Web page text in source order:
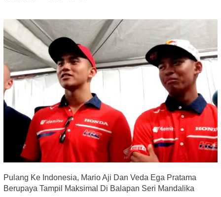
Pulang Ke Indonesia, Mario Aji Dan Veda Ega Pratama
Berupaya Tampil Maksimal Di Balapan Seri Mandalika